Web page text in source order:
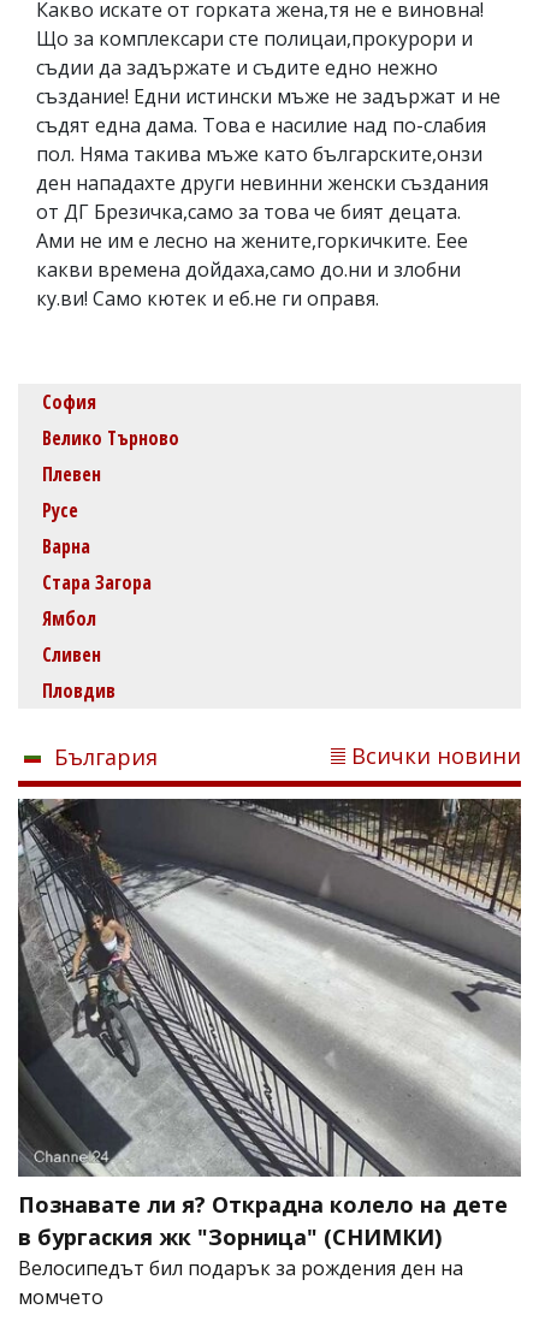
Какво искате от горката жена,тя не е виновна!
Що за комплексари сте полицаи,прокурори и
съдии да задържате и съдите едно нежно
създание! Едни истински мъже не задържат и не
съдят една дама. Това е насилие над по-слабия
пол. Няма такива мъже като българските,онзи
ден нападахте други невинни женски създания
от ДГ Брезичка,само за това че бият децата.
Ами не им е лесно на жените,горкичките. Еее
какви времена дойдаха,само до.ни и злобни
ку.ви! Само кютек и еб.не ги оправя.
София
Велико Търново
Плевен
Русе
Варна
Стара Загора
Ямбол
Сливен
Пловдив
България Всички новини
Познавате ли я? Открадна колело на дете
в бургаския жк "Зорница" (СНИМКИ)
Велосипедът бил подарък за рождения ден на
момчето